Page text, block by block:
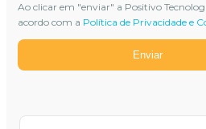
Ao clicar em "enviar" a Positivo
acordo com a Política de Privacidade e
Enviar